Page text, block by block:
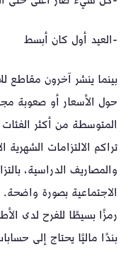
-العيد أول كان أبسط
بينما ينشر آخرون مقاطع
حول الأسعار أو صعوبة
المتوسطة من أكثر
تراكم الالتزامات
والمصاريف الدراسية،
الاجتماعية بصورة
رمزًا بسيطًا للفرح لدى
بندًا ماليًا يحتاج إلى